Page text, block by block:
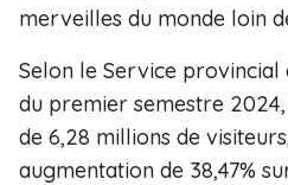
merveilles du monde loin
Selon le Service provincial
du premier semestre
de 6,28 millions de
augmentation de 38,47%